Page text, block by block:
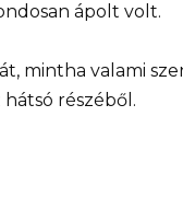
ápolt volt.
mintha valami
részéből.